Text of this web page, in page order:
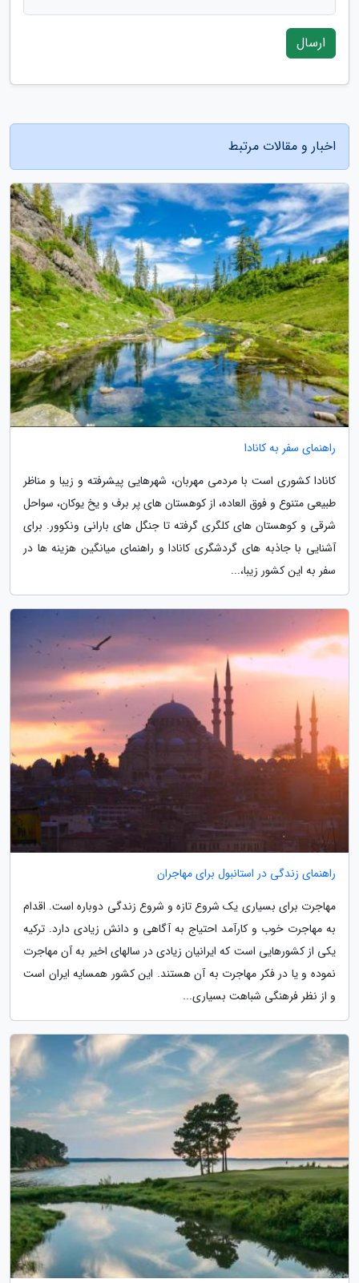
ارسال
اخبار و مقالات مرتبط
راهنمای سفر به کانادا
کانادا کشوری است با مردمی مهربان، شهرهایی پیشرفته و زیبا و مناظر
طبیعی متنوع و فوق العاده، از کوهستان های پر برف و یخ یوکان، سواحل
شرقی و کوهستان های کلگری گرفته تا جنگل های بارانی ونکوور. برای
آشنایی با جاذبه های گردشگری کانادا و راهنمای میانگین هزینه ها در
سفر به این کشور زیبا،...
راهنمای زندگی در استانبول برای مهاجران
مهاجرت برای بسیاری یک شروع تازه و شروع زندگی دوباره است. اقدام
به مهاجرت خوب و کارآمد احتیاج به آگاهی و دانش زیادی دارد. ترکیه
یکی از کشورهایی است که ایرانیان زیادی در سالهای اخیر به آن مهاجرت
نموده و یا در فکر مهاجرت به آن هستند. این کشور همسایه ایران است
و از نظر فرهنگی شباهت بسیاری...